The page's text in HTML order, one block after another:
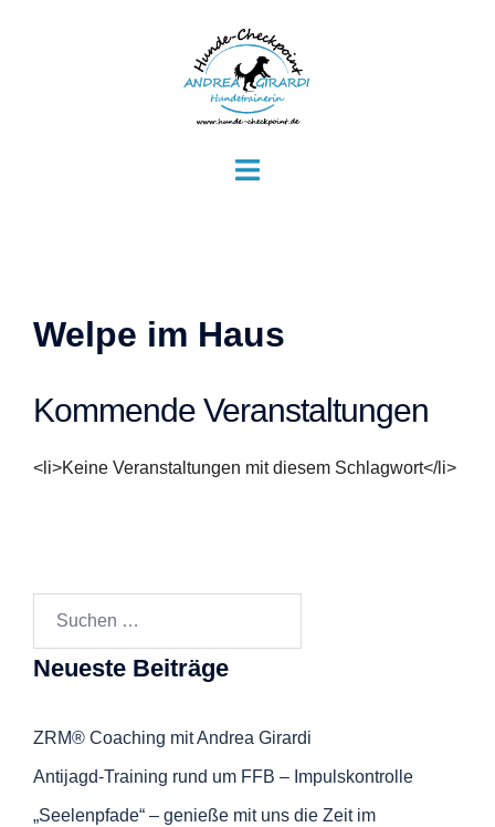
Menü
Welpe im Haus
Kommende Veranstaltungen
<li>Keine Veranstaltungen mit diesem Schlagwort</li>
Neueste Beiträge
ZRM® Coaching mit Andrea Girardi
Antijagd-Training rund um FFB – Impulskontrolle
„Seelenpfade“ – genieße mit uns die Zeit im